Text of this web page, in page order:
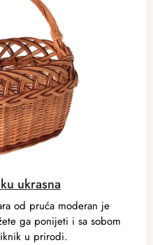
ukrasna
od pruća moderan je
ga ponijeti i sa sobom
u prirodi.